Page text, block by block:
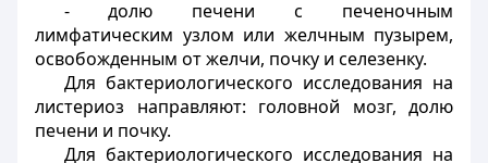
- долю печени с печеночным
лимфатическим узлом или желчным пузырем,
освобожденным от желчи, почку и селезенку.
Для бактериологического исследования на
листериоз направляют: головной мозг, долю
печени и почку.
Для бактериологического исследования на